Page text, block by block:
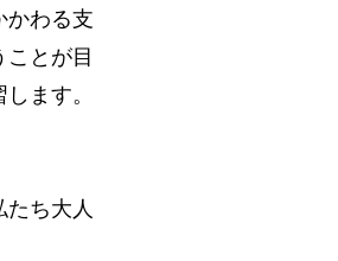
かわる支
とが目
ます。
ち大人